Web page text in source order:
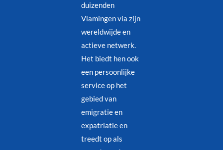
duizenden
Vlamingen via zijn
wereldwijde en
actieve netwerk.
Het biedt hen ook
een persoonlijke
service op het
gebied van
emigratie en
expatriatie en
treedt op als